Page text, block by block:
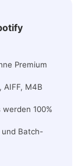
Premium
AIFF, M4B
100%
Batch-